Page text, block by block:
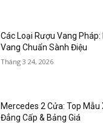
Các Loại Rượu Vang Pháp:
Vang Chuẩn Sành Điệu
Tháng 3 24, 2026
Mercedes 2 Cửa: Top Mẫu
Đẳng Cấp & Bảng Giá